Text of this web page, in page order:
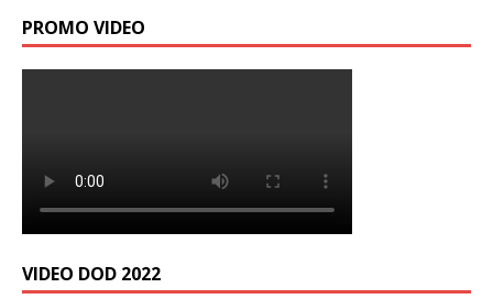
PROMO VIDEO
VIDEO DOD 2022